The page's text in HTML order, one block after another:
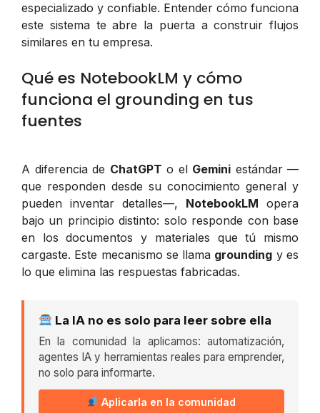
especializado y confiable. Entender cómo funciona
este sistema te abre la puerta a construir flujos
similares en tu empresa.
Qué es NotebookLM y cómo
funciona el grounding en tus
fuentes
A diferencia de ChatGPT o el Gemini estándar —
que responden desde su conocimiento general y
pueden inventar detalles—, NotebookLM opera
bajo un principio distinto: solo responde con base
en los documentos y materiales que tú mismo
cargaste. Este mecanismo se llama grounding y es
lo que elimina las respuestas fabricadas.
La IA no es solo para leer sobre ella
En la comunidad la aplicamos: automatización,
agentes IA y herramientas reales para emprender,
no solo para informarte.
Aplicarla en la comunidad